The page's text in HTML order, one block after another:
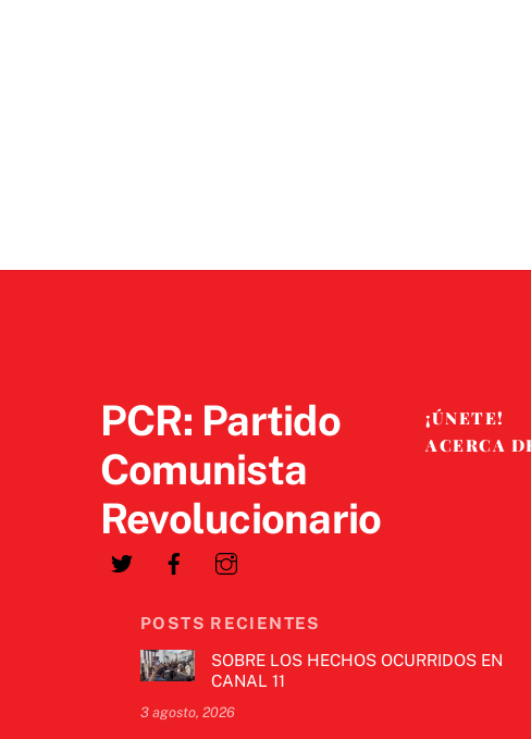
PCR: Partido
Comunista
Revolucionario
¡ÚNETE!
ACERCA
POSTS RECIENTES
SOBRE LOS HECHOS OCURRIDOS EN
CANAL 11
3 agosto, 2026